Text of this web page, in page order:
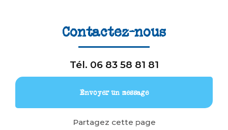
Contactez-nous
Tél. 06 83 58 81 81
Envoyer un message
Partagez cette page